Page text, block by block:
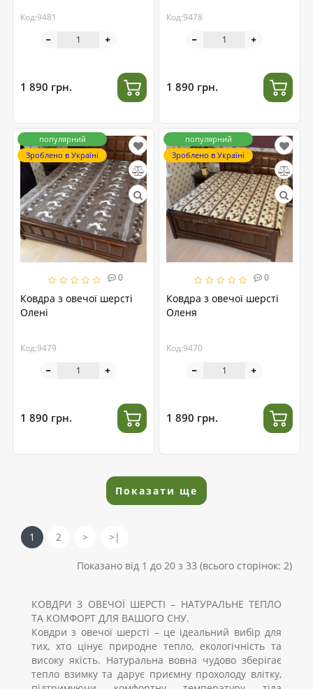
Код:9481
1 890 грн.
Код:9478
1 890 грн.
0
Ковдра з овечої шерсті
Олені
Код:9479
популярний
Зроблено в Україні
1 890 грн.
0
Ковдра з овечої шерсті
Оленя
Код:9470
популярний
Зроблено в Україні
1 890 грн.
Показати ще
1 2 > >|
Показано від 1 до 20 з 33 (всього сторінок: 2)
КОВДРИ З ОВЕЧОЇ ШЕРСТІ – НАТУРАЛЬНЕ ТЕПЛО
ТА КОМФОРТ ДЛЯ ВАШОГО СНУ.
Ковдри з овечої шерсті – це ідеальний вибір для
тих, хто цінує природне тепло, екологічність та
високу якість. Натуральна вовна чудово зберігає
тепло взимку та дарує приємну прохолоду влітку,